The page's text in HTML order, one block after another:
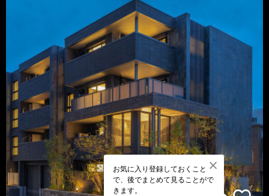
お気に入り登録しておくこと
で、後でまとめて見ることがで
きます。